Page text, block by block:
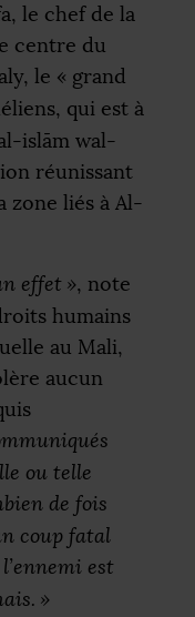
le chef de la
centre du
le « grand
qui est à
islām wal-
réunissant
zone liés à Al-
effet », note
humains
au Mali,
aucun
ou telle
de fois
coup fatal
est
»